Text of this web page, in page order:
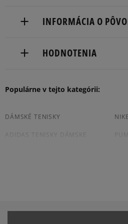
Dostupné spôsoby doručenia:
boxy: Z-BOX),
slovenská pošta - na adresu,
Dostupné spôsoby platby:
prevod,
INFORMÁCIA O
Taurusavenue 165
31 882 742 738
HODNOTENIA
Produkt nemá
Populárne v tejto kategórii:
DÁMSKÉ TENISKY
ADIDAS TENISKY DÁMSKE